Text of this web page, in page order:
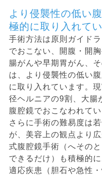
より侵襲性の低い
極的に取り入れて
手術方法は原則ガイド
でおこない、開腹・開
腸がんや早期胃がん、
は、より侵襲性の低い
に取り入れています。
径ヘルニアの9割、大腸
腹腔鏡でおこなわれてい
さらに手術の難易度は
が、美容上の観点より
式腹腔鏡手術（へその
できるだけ）も積極的
適応疾患（胆石や急性・